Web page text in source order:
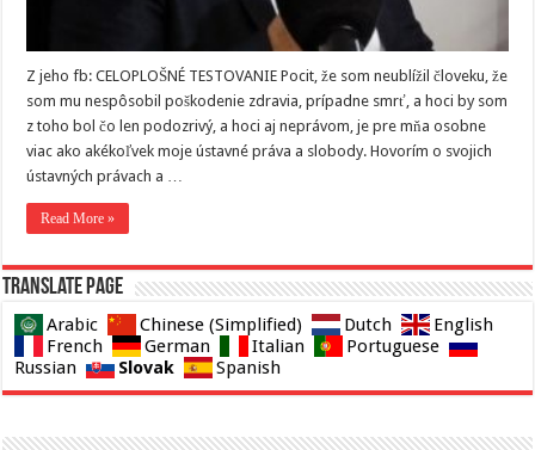
Z jeho fb: CELOPLOŠNÉ TESTOVANIE Pocit, že som neublížil človeku, že
som mu nespôsobil poškodenie zdravia, prípadne smrť, a hoci by som
z toho bol čo len podozrivý, a hoci aj neprávom, je pre mňa osobne
viac ako akékoľvek moje ústavné práva a slobody. Hovorím o svojich
ústavných právach a …
Read More »
Translate page
Arabic Chinese (Simplified) Dutch
English
French
German Italian
Portuguese
Russian
Slovak Spanish